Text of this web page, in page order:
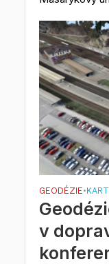
GEODÉZIE•
v